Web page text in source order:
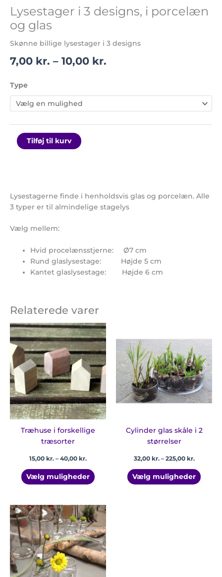
Lysestager i 3 designs, i porcelæn
og glas
Skønne billige lysestager i 3 designs
7,00 kr. – 10,00 kr.
Type
Tilføj til kurv
Lysestagerne finde i henholdsvis glas og porcelæn. Alle
3 typer er til almindelige stagelys
Vælg mellem:
Hvid procelænsstjerne: Ø7 cm
Rund glaslysestage: Højde 5 cm
Kantet glaslysestage: Højde 6 cm
Relaterede varer
Træhuse i forskellige
træsorter
15,00 kr. – 40,00 kr.
Prisinterval:
15,00 kr.
til
40,00 kr.
Vælg muligheder
Dette
vare
har
flere
varianter.
Mulighederne
kan
vælges
på
varesidenCylinder glas skåle i 2
størrelser
32,00 kr. – 225,00 kr.
225,00
Vælg muligheder
vare
flere
kan
Prisinterval:
7,00 kr.
til
50,00 kr.
Dette
vare
har
flere
varianter.
Mulighederne